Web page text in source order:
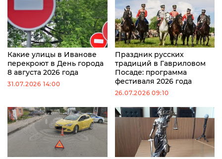
Какие улицы в Иванове
перекроют в День города
8 августа 2026 года
31.07.2026 14:00
Праздник русских
традиций в Гавриловом
Посаде: программа
фестиваля 2026 года
26.07.2026 09:10